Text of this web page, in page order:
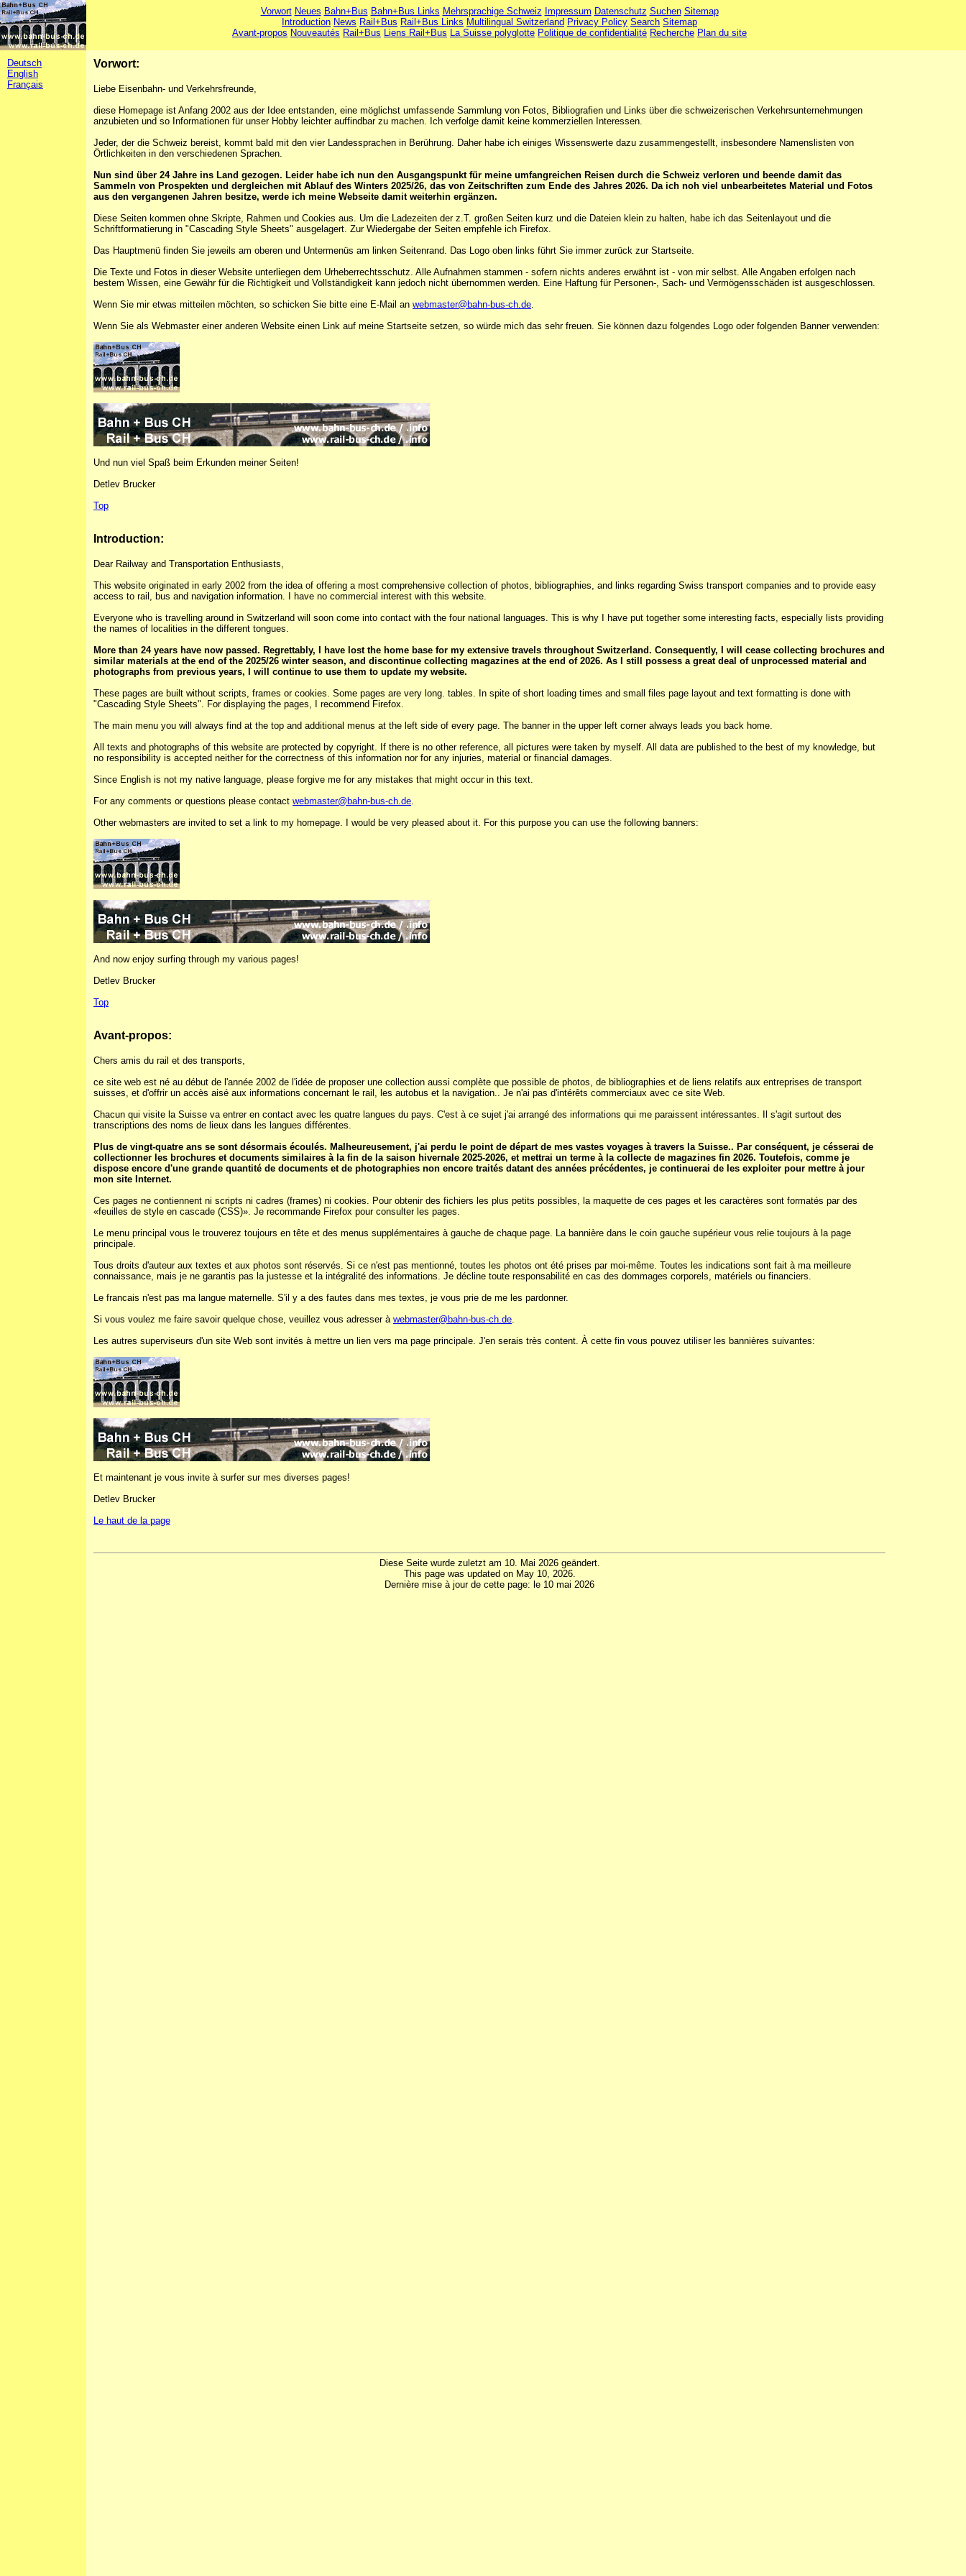
Vorwort Neues Bahn+Bus Bahn+Bus Links Mehrsprachige Schweiz Impressum Datenschutz Suchen Sitemap
Introduction News Rail+Bus Rail+Bus Links Multilingual Switzerland Privacy Policy Search Sitemap
Avant-propos Nouveautés Rail+Bus Liens Rail+Bus La Suisse polyglotte Politique de confidentialité Recherche Plan du site
Deutsch
English
Français
Vorwort:
Liebe Eisenbahn- und Verkehrsfreunde,
diese Homepage ist Anfang 2002 aus der Idee entstanden, eine möglichst umfassende Sammlung von Fotos, Bibliografien und Links über die schweizerischen Verkehrsunternehmungen
anzubieten und so Informationen für unser Hobby leichter auffindbar zu machen. Ich verfolge damit keine kommerziellen Interessen.
Jeder, der die Schweiz bereist, kommt bald mit den vier Landessprachen in Berührung. Daher habe ich einiges Wissenswerte dazu zusammengestellt, insbesondere Namenslisten von
Örtlichkeiten in den verschiedenen Sprachen.
Nun sind über 24 Jahre ins Land gezogen. Leider habe ich nun den Ausgangspunkt für meine umfangreichen Reisen durch die Schweiz verloren und beende damit das
Sammeln von Prospekten und dergleichen mit Ablauf des Winters 2025/26, das von Zeitschriften zum Ende des Jahres 2026. Da ich noh viel unbearbeitetes Material und Fotos
aus den vergangenen Jahren besitze, werde ich meine Webseite damit weiterhin ergänzen.
Diese Seiten kommen ohne Skripte, Rahmen und Cookies aus. Um die Ladezeiten der z.T. großen Seiten kurz und die Dateien klein zu halten, habe ich das Seitenlayout und die
Schriftformatierung in "Cascading Style Sheets" ausgelagert. Zur Wiedergabe der Seiten empfehle ich Firefox.
Das Hauptmenü finden Sie jeweils am oberen und Untermenüs am linken Seitenrand. Das Logo oben links führt Sie immer zurück zur Startseite.
Die Texte und Fotos in dieser Website unterliegen dem Urheberrechtsschutz. Alle Aufnahmen stammen - sofern nichts anderes erwähnt ist - von mir selbst. Alle Angaben erfolgen nach
bestem Wissen, eine Gewähr für die Richtigkeit und Vollständigkeit kann jedoch nicht übernommen werden. Eine Haftung für Personen-, Sach- und Vermögensschäden ist ausgeschlossen.
Wenn Sie mir etwas mitteilen möchten, so schicken Sie bitte eine E-Mail an webmaster@bahn-bus-ch.de.
Wenn Sie als Webmaster einer anderen Website einen Link auf meine Startseite setzen, so würde mich das sehr freuen. Sie können dazu folgendes Logo oder folgenden Banner verwenden:
Und nun viel Spaß beim Erkunden meiner Seiten!
Detlev Brucker
Top
Introduction:
Dear Railway and Transportation Enthusiasts,
This website originated in early 2002 from the idea of offering a most comprehensive collection of photos, bibliographies, and links regarding Swiss transport companies and to provide easy
access to rail, bus and navigation information. I have no commercial interest with this website.
Everyone who is travelling around in Switzerland will soon come into contact with the four national languages. This is why I have put together some interesting facts, especially lists providing
the names of localities in the different tongues.
More than 24 years have now passed. Regrettably, I have lost the home base for my extensive travels throughout Switzerland. Consequently, I will cease collecting brochures and
similar materials at the end of the 2025/26 winter season, and discontinue collecting magazines at the end of 2026. As I still possess a great deal of unprocessed material and
photographs from previous years, I will continue to use them to update my website.
These pages are built without scripts, frames or cookies. Some pages are very long. tables. In spite of short loading times and small files page layout and text formatting is done with
"Cascading Style Sheets". For displaying the pages, I recommend Firefox.
The main menu you will always find at the top and additional menus at the left side of every page. The banner in the upper left corner always leads you back home.
All texts and photographs of this website are protected by copyright. If there is no other reference, all pictures were taken by myself. All data are published to the best of my knowledge, but
no responsibility is accepted neither for the correctness of this information nor for any injuries, material or financial damages.
Since English is not my native language, please forgive me for any mistakes that might occur in this text.
For any comments or questions please contact webmaster@bahn-bus-ch.de.
Other webmasters are invited to set a link to my homepage. I would be very pleased about it. For this purpose you can use the following banners:
And now enjoy surfing through my various pages!
Detlev Brucker
Top
Avant-propos:
Chers amis du rail et des transports,
ce site web est né au début de l'année 2002 de l'idée de proposer une collection aussi complète que possible de photos, de bibliographies et de liens relatifs aux entreprises de transport
suisses, et d'offrir un accès aisé aux informations concernant le rail, les autobus et la navigation.. Je n'ai pas d'intérêts commerciaux avec ce site Web.
Chacun qui visite la Suisse va entrer en contact avec les quatre langues du pays. C'est à ce sujet j'ai arrangé des informations qui me paraissent intéressantes. Il s'agit surtout des
transcriptions des noms de lieux dans les langues différentes.
Plus de vingt-quatre ans se sont désormais écoulés. Malheureusement, j'ai perdu le point de départ de mes vastes voyages à travers la Suisse.. Par conséquent, je césserai de
collectionner les brochures et documents similaires à la fin de la saison hivernale 2025-2026, et mettrai un terme à la collecte de magazines fin 2026. Toutefois, comme je
dispose encore d'une grande quantité de documents et de photographies non encore traités datant des années précédentes, je continuerai de les exploiter pour mettre à jour
mon site Internet.
Ces pages ne contiennent ni scripts ni cadres (frames) ni cookies. Pour obtenir des fichiers les plus petits possibles, la maquette de ces pages et les caractères sont formatés par des
«feuilles de style en cascade (CSS)». Je recommande Firefox pour consulter les pages.
Le menu principal vous le trouverez toujours en tête et des menus supplémentaires à gauche de chaque page. La bannière dans le coin gauche supérieur vous relie toujours à la page
principale.
Tous droits d'auteur aux textes et aux photos sont réservés. Si ce n'est pas mentionné, toutes les photos ont été prises par moi-même. Toutes les indications sont fait à ma meilleure
connaissance, mais je ne garantis pas la justesse et la intégralité des informations. Je décline toute responsabilité en cas des dommages corporels, matériels ou financiers.
Le francais n'est pas ma langue maternelle. S'il y a des fautes dans mes textes, je vous prie de me les pardonner.
Si vous voulez me faire savoir quelque chose, veuillez vous adresser à webmaster@bahn-bus-ch.de.
Les autres superviseurs d'un site Web sont invités à mettre un lien vers ma page principale. J'en serais très content. À cette fin vous pouvez utiliser les bannières suivantes:
Et maintenant je vous invite à surfer sur mes diverses pages!
Detlev Brucker
Le haut de la page
Diese Seite wurde zuletzt am 10. Mai 2026 geändert.
This page was updated on May 10, 2026.
Dernière mise à jour de cette page: le 10 mai 2026